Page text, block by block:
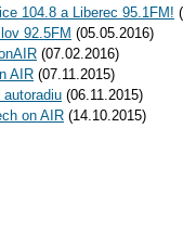
104.8 a Liberec 95.1FM!
92.5FM (05.05.2016)
(07.02.2016)
AIR (07.11.2015)
(06.11.2015)
on AIR (14.10.2015)